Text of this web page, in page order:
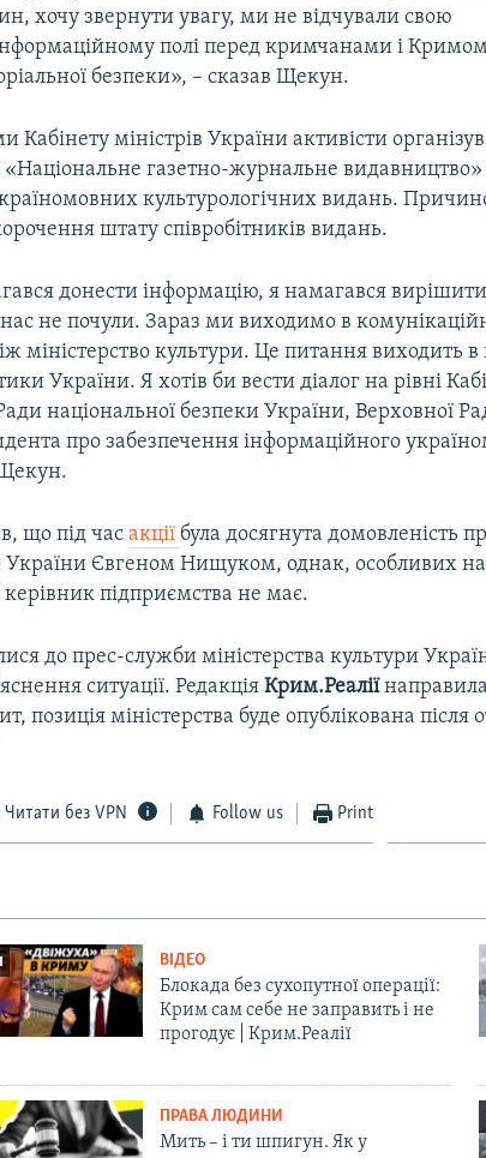
хочу звернути увагу, ми не відчували свою
інформаційному полі перед кримчанами і Кримом
безпеки», – сказав Щекун.
Кабінету міністрів України активісти
газетно-журнальне видавництво»
культурологічних видань.
штату співробітників видань.
донести інформацію, я намагався
не почули. Зараз ми виходимо в
міністерство культури. Це питання виходить
України. Я хотів би вести діалог на рівні
національної безпеки України, Верховної
про забезпечення інформаційного
що під часакції була досягнута домовленість
України Євгеном Нищуком, однак, особливих
керівник підприємства не має.
до прес-служби міністерства культури
ситуації. РедакціяКрим.Реаліїнаправила
позиція міністерства буде опублікована після
Читати без VPN Follow us Print
ВІДЕО
Блокада без сухопутної операції:
Крим сам себе не заправить і не
прогодує | Крим.Реалії
ПРАВА ЛЮДИНИ
Мить – і ти шпигун. Як у